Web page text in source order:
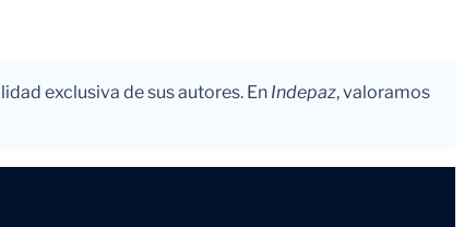
exclusiva de sus autores. En Indepaz, valoramos